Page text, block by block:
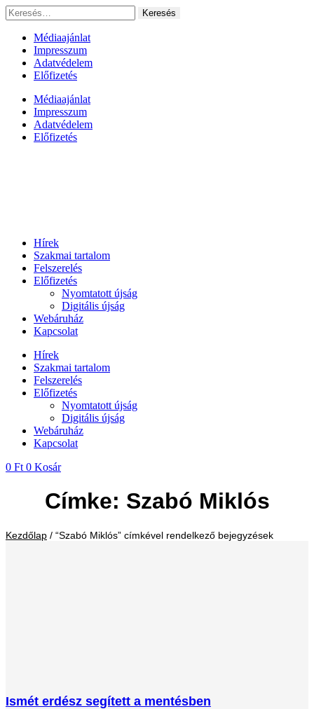
Ugrás
a
tartalomhoz
Keresés:
Médiaajánlat
Impresszum
Adatvédelem
Előfizetés
Médiaajánlat
Impresszum
Adatvédelem
Előfizetés
Hírek
Szakmai tartalom
Felszerelés
Előfizetés
Nyomtatott újság
Digitális újság
Webáruház
Kapcsolat
Hírek
Szakmai tartalom
Felszerelés
Előfizetés
Nyomtatott újság
Digitális újság
Webáruház
Kapcsolat
0 Ft 0 Kosár
Címke: Szabó Miklós
Kezdőlap / “Szabó Miklós” címkével rendelkező bejegyzések
Ismét erdész segített a mentésben